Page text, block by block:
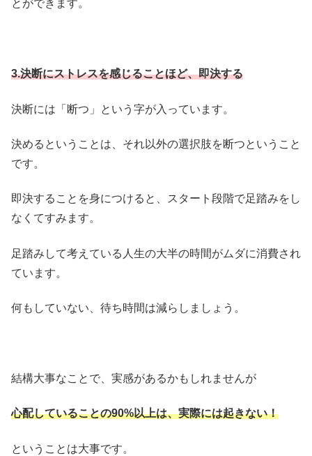
とができます。
3.決断にストレスを感じることほど、即決する
決断には「断つ」という字が入っています。
決めるということは、それ以外の選択肢を断つということ
です。
即決することを身につけると、スタート段階で足踏みをし
なくてすみます。
足踏みして考えている人生の大半の時間がムダに消費され
ています。
何もしていない、待ち時間は減らしましょう。
結構大事なことで、実感があるかもしれませんが
心配していることの90%以上は、実際には起きない！
ということは大事です。